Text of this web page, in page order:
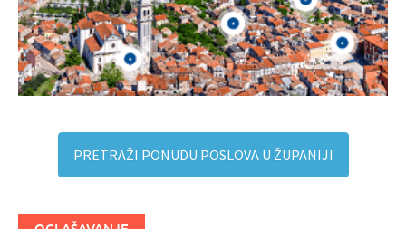
PRETRAŽI PONUDU POSLOVA U ŽUPANIJI